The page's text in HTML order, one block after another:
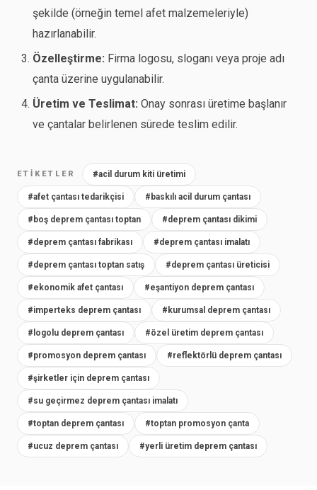
şekilde (örneğin temel afet malzemeleriyle)
hazırlanabilir.
Özelleştirme: Firma logosu, sloganı veya proje adı
çanta üzerine uygulanabilir.
Üretim ve Teslimat: Onay sonrası üretime başlanır
ve çantalar belirlenen sürede teslim edilir.
ETIKETLER #acil durum kiti üretimi
#afet çantası tedarikçisi #baskılı acil durum çantası
#boş deprem çantası toptan #deprem çantası dikimi
#deprem çantası fabrikası #deprem çantası imalatı
#deprem çantası toptan satış #deprem çantası üreticisi
#ekonomik afet çantası #eşantiyon deprem çantası
#imperteks deprem çantası #kurumsal deprem çantası
#logolu deprem çantası #özel üretim deprem çantası
#promosyon deprem çantası #reflektörlü deprem çantası
#şirketler için deprem çantası
#su geçirmez deprem çantası imalatı
#toptan deprem çantası #toptan promosyon çanta
#ucuz deprem çantası #yerli üretim deprem çantası